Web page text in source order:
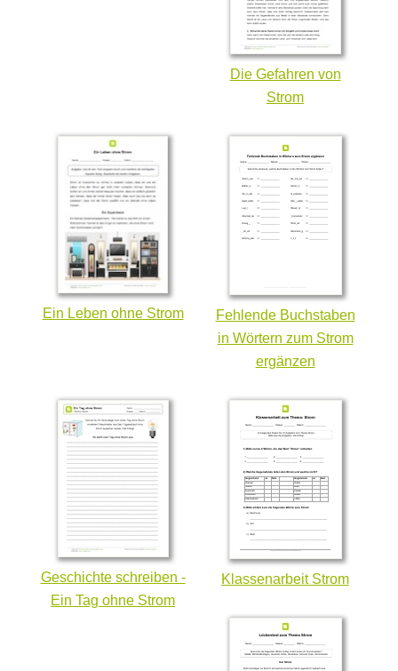
Die Gefahren von
Strom
Ein Leben ohne Strom
Fehlende Buchstaben
in Wörtern zum Strom
ergänzen
Geschichte schreiben -
Ein Tag ohne Strom
Klassenarbeit Strom